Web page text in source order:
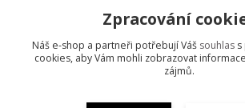
Zpracování
Náš e-shop a partneři potřebují Váš souhlas
cookies, aby Vám mohli zobrazovat
zájmů.